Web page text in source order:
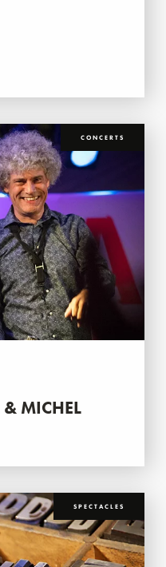
CONCERTS
MICHEL
SPECTACLES